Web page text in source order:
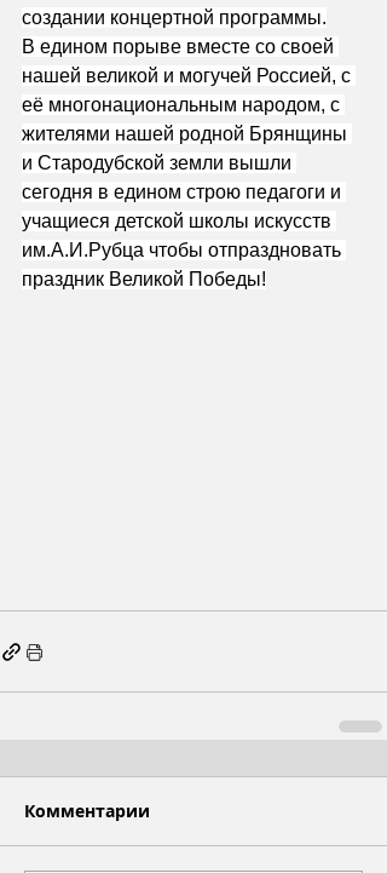
создании концертной программы.
В едином порыве вместе со своей
нашей великой и могучей Россией, с
её многонациональным народом, с
жителями нашей родной Брянщины
и Стародубской земли вышли
сегодня в едином строю педагоги и
учащиеся детской школы искусств
им.А.И.Рубца чтобы отпраздновать
праздник Великой Победы!
Комментарии